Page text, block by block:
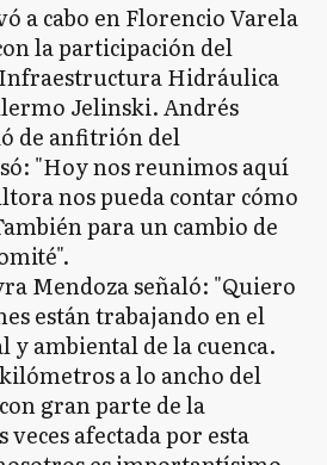
a cabo en Florencio Varela
la participación del
Hidráulica
Jelinski. Andrés
de anfitrión del
"Hoy nos reunimos aquí
nos pueda contar cómo
para un cambio de
Mendoza señaló: "Quiero
están trabajando en el
y ambiental de la cuenca.
a lo ancho del
gran parte de la
afectada por esta